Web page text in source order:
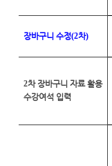
장바구니 수정(2차)
2차 장바구니 자료 활용
수강여석 입력